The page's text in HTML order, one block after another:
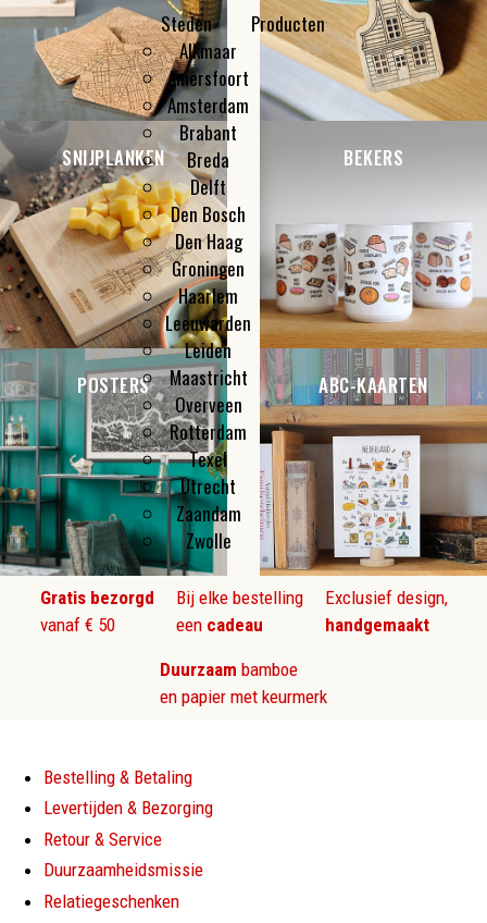
Kleine cadeautjes
Flesopeners
Make-up spiegeltjes
Steden
Alkmaar
Amersfoort
Amsterdam
Brabant
Breda
Delft
Den Bosch
Den Haag
Groningen
Haarlem
Leeuwarden
Leiden
Maastricht
Overveen
Rotterdam
Texel
Utrecht
Zaandam
Zwolle
Producten
SNIJPLANKEN BEKERS
POSTERS ABC-KAARTEN
Gratis bezorgd
vanaf € 50
Bij elke bestelling
een cadeau
Exclusief design,
handgemaakt
Duurzaam bamboe
en papier met keurmerk
Bestelling & Betaling
Levertijden & Bezorging
Retour & Service
Duurzaamheidsmissie
Relatiegeschenken